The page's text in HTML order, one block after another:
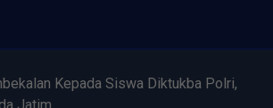
Kepada Siswa Diktukba Polri,